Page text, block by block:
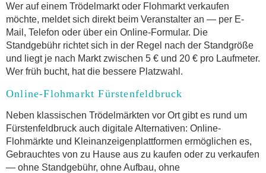
Wer auf einem Trödelmarkt oder Flohmarkt verkaufen
möchte, meldet sich direkt beim Veranstalter an — per E-
Mail, Telefon oder über ein Online-Formular. Die
Standgebühr richtet sich in der Regel nach der Standgröße
und liegt je nach Markt zwischen 5 € und 20 € pro Laufmeter.
Wer früh bucht, hat die bessere Platzwahl.
Online-Flohmarkt Fürstenfeldbruck
Neben klassischen Trödelmärkten vor Ort gibt es rund um
Fürstenfeldbruck auch digitale Alternativen: Online-
Flohmärkte und Kleinanzeigenplattformen ermöglichen es,
Gebrauchtes von zu Hause aus zu kaufen oder zu verkaufen
— ohne Standgebühr, ohne Aufbau, ohne